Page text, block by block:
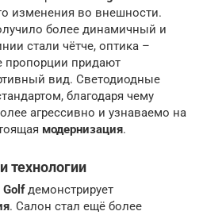
изменения во внешности.
более динамичный и
стали чётче, оптика –
пропорции придают
вид. Светодиодные
благодаря чему
агрессивно и узнаваемо на
модернизация.
технологии
Golfдемонстрирует
. Салон стал ещё более